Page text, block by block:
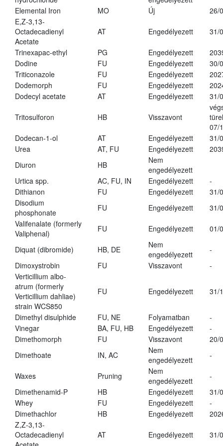
Elemental Iron
MO Új
26/
E,Z-3,13-
Octadecadienyl
Acetate
AT Engedélyezett 31/
Trinexapac-ethyl PG Engedélyezett
Dodine
FU Engedélyezett
30/
Triticonazole
FU Engedélyezett
Dodemorph
FU Engedélyezett
Dodecyl acetate
AT Engedélyezett 31/
Tritosulforon HB Visszavont
07/
Dodecan-1-ol
AT Engedélyezett
31/
Urea
AT, FU Engedélyezett
Diuron
HB
Nem
engedélyezett
Urtica spp.
AC, FU, IN Engedélyezett
-
Dithianon
FU Engedélyezett
31/
Disodium
phosphonate
FU Engedélyezett
31/
Valifenalate (formerly
Valiphenal)
FU Engedélyezett 01/
Diquat (dibromide) HB, DE
Nem
engedélyezett
-
Dimoxystrobin
FU Visszavont
-
Verticillium albo-
atrum (formerly
Verticillium dahliae)
strain WCS850
FU Engedélyezett 31/
Dimethyl disulphide FU, NE Folyamatban
-
Vinegar
BA, FU, HB Engedélyezett
-
Dimethomorph
FU Visszavont
20/
Dimethoate
IN, AC
Nem
engedélyezett
-
Waxes Pruning
Nem
engedélyezett
-
Dimethenamid-P
HB Engedélyezett
31/
Whey
FU Engedélyezett
-
Dimethachlor
HB Engedélyezett
Z,Z-3,13-
Octadecadienyl
AT Engedélyezett 31/